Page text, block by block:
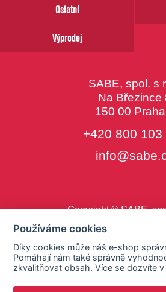
Ostatní
Výprodej
SABE, spol. s
Na Březince
150 00
+420 800 103
Copyright © SABE,
Používáme cookies
Díky cookies může náš e-shop
Pomáhají nám také správně
zkvalitňovat obsah. Více se dozvíte